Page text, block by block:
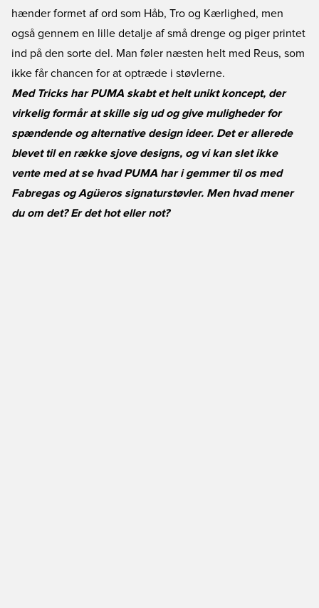
hænder formet af ord som Håb, Tro og Kærlighed, men
også gennem en lille detalje af små drenge og piger printet
ind på den sorte del. Man føler næsten helt med Reus, som
ikke får chancen for at optræde i støvlerne.
Med Tricks har PUMA skabt et helt unikt koncept, der
virkelig formår at skille sig ud og give muligheder for
spændende og alternative design ideer. Det er allerede
blevet til en række sjove designs, og vi kan slet ikke
vente med at se hvad PUMA har i gemmer til os med
Fabregas og Agüeros signaturstøvler. Men hvad mener
du om det? Er det hot eller not?